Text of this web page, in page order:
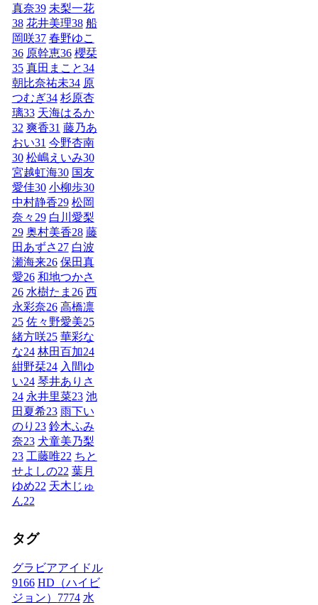
真奈39 未梨一花
38 花井美理38 船
岡咲37 春野ゆこ
36 原幹恵36 櫻栞
35 真田まこと34
朝比奈祐未34 原
つむぎ34 杉原杏
璃33 天海はるか
32 爽香31 藤乃あ
おい31 今野杏南
30 松嶋えいみ30
宮越虹海30 国友
愛佳30 小柳歩30
中村静香29 松岡
奈々 29 白川愛梨
29 奥村美香28 藤
田あずさ 27 白波
瀬海来26 保田真
愛26 和地つかさ
26 水樹たま 26 西
永彩奈26 高橋凛
25 佐々野愛美25
緒方咲25 華彩な
な24 林田百加24
紺野栞24 入間ゆ
い24 琴井ありさ
24 永井里菜23 池
田夏希23 雨下い
のり 23 鈴木ふみ
奈23 犬童美乃梨
23 工藤唯22 ちと
せよしの22 葉月
ゆめ22 天木じゅ
ん22
タグ
グラビアアイドル
9166 HD（ハイビ
ジョン） 7774 水